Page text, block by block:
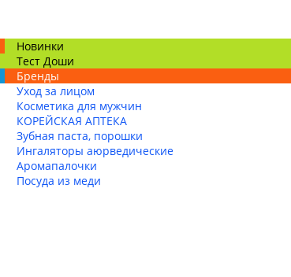
Новинки
Тест Доши
Бренды
Уход за лицом
Косметика для мужчин
КОРЕЙСКАЯ АПТЕКА
Зубная паста, порошки
Ингаляторы аюрведические
Аромапалочки
Посуда из меди